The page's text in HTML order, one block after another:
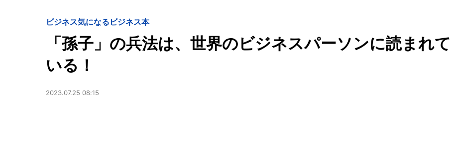
ビジネス気になるビジネス本
「孫子」の兵法は、世界のビジネスパーソンに読まれて
いる！
2023.07.25 08:15